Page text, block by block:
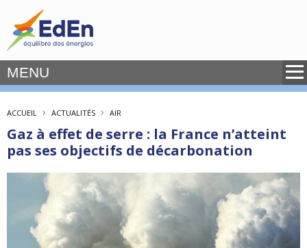
MENU
ACCUEIL › ACTUALITÉS › AIR
Gaz à effet de serre : la France n’atteint
pas ses objectifs de décarbonation